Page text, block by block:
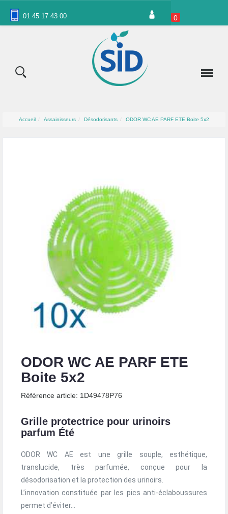
01 45 17 43 00 0
Accueil Assainisseurs Désodorisants ODOR WC AE PARF ETE Boite 5x2
ODOR WC AE PARF ETE
Boite 5x2
Référence article: 1D49478P76
Grille protectrice pour urinoirs
parfum Été
ODOR WC AE est une grille souple, esthétique,
translucide, très parfumée, conçue pour la
désodorisation et la protection des urinoirs.
L’innovation constituée par les pics anti-éclaboussures
permet d’éviter...